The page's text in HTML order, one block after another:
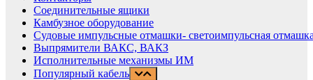
Соединительные ящики
Камбузное оборудование
Судовые импульсные отмашки- светоимпульсная
Выпрямители ВАКС, ВАКЗ
Исполнительные механизмы ИМ
Популярный кабель